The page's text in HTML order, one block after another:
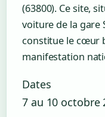
(63800). Ce site,
voiture de la gare
constitue le cœur
manifestation
Dates
7 au 10 octobre